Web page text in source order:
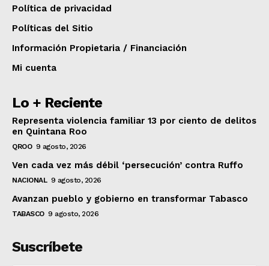
Política de privacidad
Políticas del Sitio
Información Propietaria / Financiación
Mi cuenta
Lo + Reciente
Representa violencia familiar 13 por ciento de delitos
en Quintana Roo
QROO 9 agosto, 2026
Ven cada vez más débil ‘persecución’ contra Ruffo
NACIONAL 9 agosto, 2026
Avanzan pueblo y gobierno en transformar Tabasco
TABASCO 9 agosto, 2026
Suscríbete